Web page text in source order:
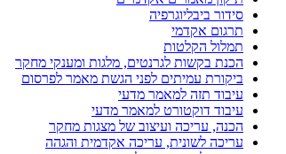
סידור ביבליוגרפיה
תרגום אקדמי
תמלול הקלטות
הכנת בקשות לגרנטים, מלגות ומענקי מחקר
ביקורת עמיתים לפני הגשת מאמר לפרסום
עיבוד תזה למאמר מדעי
עיבוד דוקטורט למאמר מדעי
הכנה, עריכה ועיצוב של מצגות מחקר
עריכה לשונית, עריכה אקדמית והגהה